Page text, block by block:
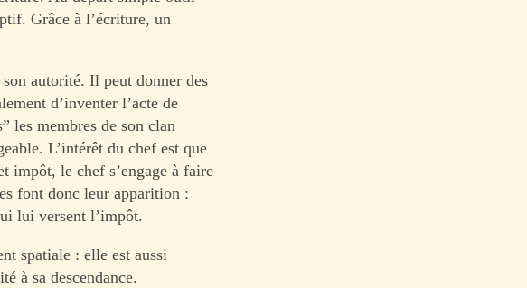
Grâce à l’écriture, un
autorité. Il peut donner des
d’inventer l’acte de
les membres de son clan
L’intérêt du chef est que
impôt, le chef s’engage à faire
font donc leur apparition :
lui versent l’impôt.
spatiale : elle est aussi
à sa descendance.